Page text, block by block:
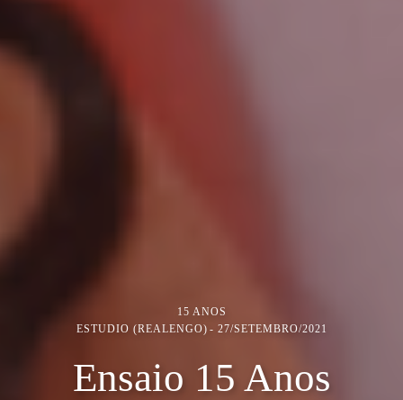
15 ANOS
ESTUDIO (REALENGO)
27/SETEMBRO/2021
Ensaio 15 Anos